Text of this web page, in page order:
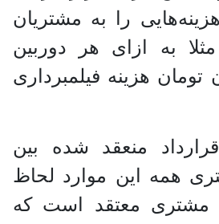
را به مشتریان
به ازای هر دوربین
تومان هزینه فیلمبرداری
منعقد شده بین
همه این موارد لحاظ
معتقد است که